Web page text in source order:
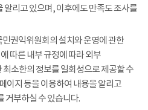
알리고 있으며, 이후에도 만족도 조사를
권익위원회의 설치와 운영에 관한
따른 내부 규정에 따라 외부
소한의 정보를 일회성으로 제공할 수
이지 등을 이용하여 내용을 알리고
거부하실 수 있습니다.